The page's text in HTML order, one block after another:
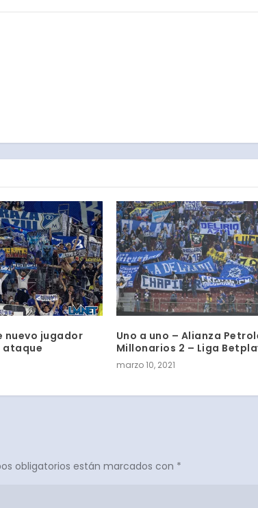
nuevo jugador
ataque
Uno a uno – Alianza
Millonarios 2 – Liga
marzo 10, 2021
obligatorios están marcados con *